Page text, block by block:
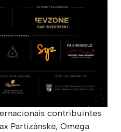
contribuintes
Partizánske, Omega